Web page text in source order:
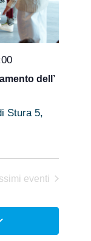
dell’
Stura 5,
eventi